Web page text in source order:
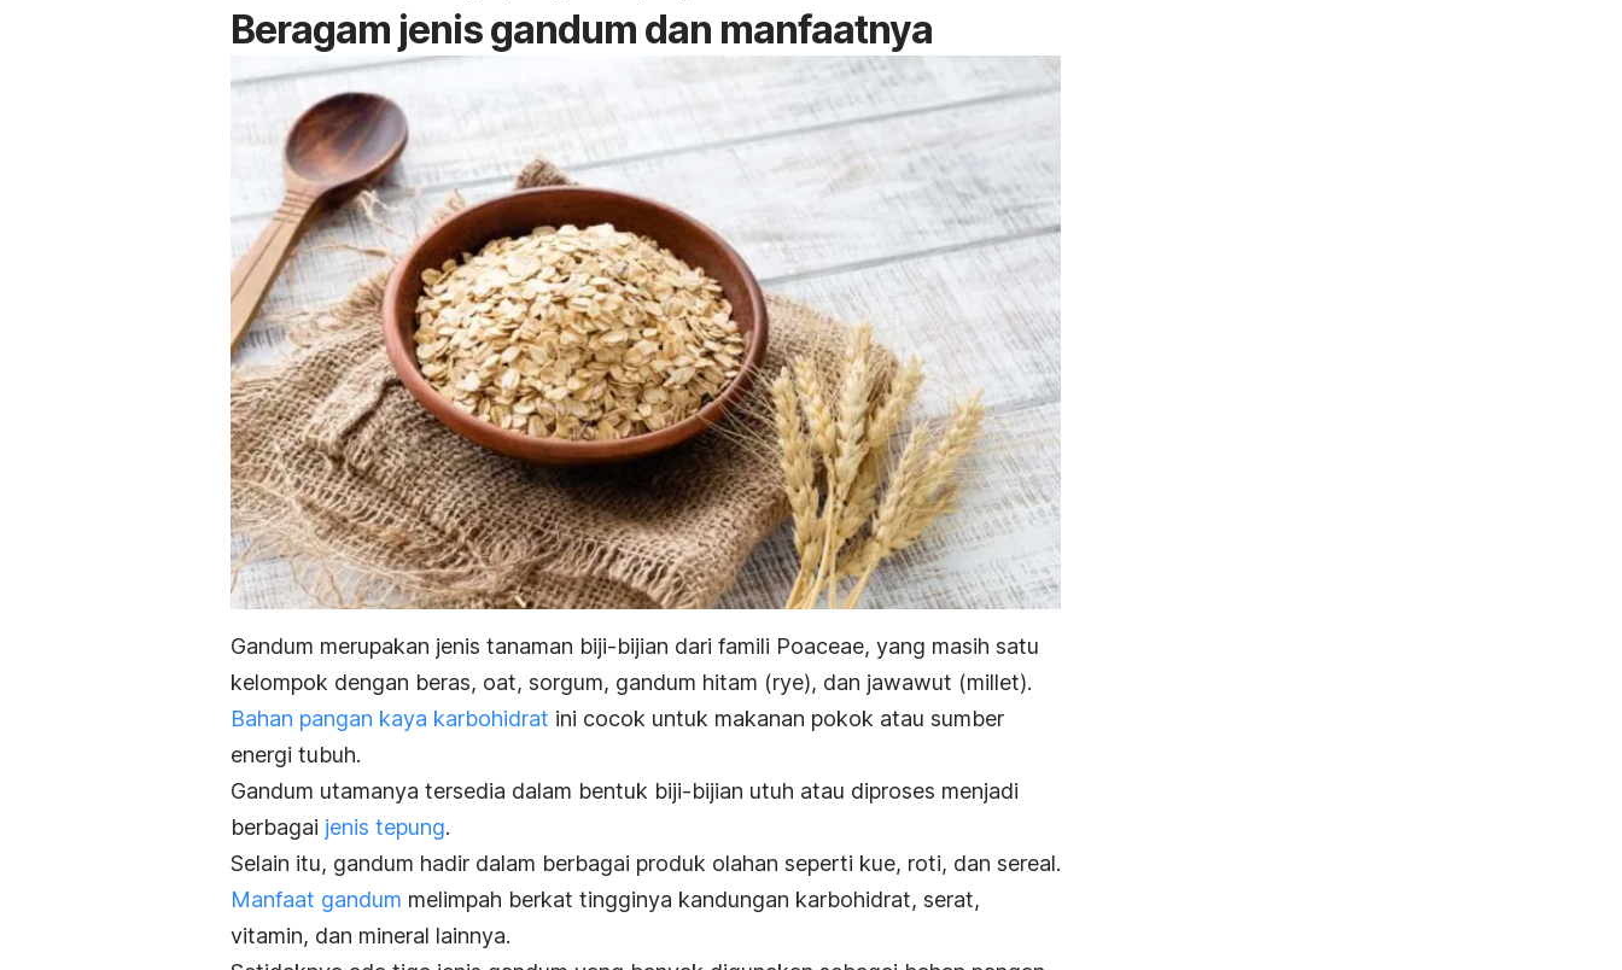
Beragam jenis gandum dan manfaatnya
Gandum merupakan jenis tanaman biji-bijian dari famili Poaceae, yang masih satu
kelompok dengan beras, oat, sorgum, gandum hitam (rye), dan jawawut (millet).
Bahan pangan kaya karbohidrat ini cocok untuk makanan pokok atau sumber
energi tubuh.
Gandum utamanya tersedia dalam bentuk biji-bijian utuh atau diproses menjadi
berbagai jenis tepung.
Selain itu, gandum hadir dalam berbagai produk olahan seperti kue, roti, dan sereal.
Manfaat gandum melimpah berkat tingginya kandungan karbohidrat, serat,
vitamin, dan mineral lainnya.